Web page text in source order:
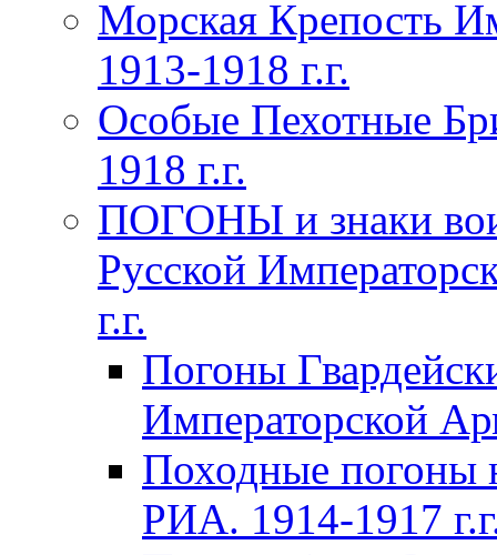
Морская Крепость
1913-1918 г.г.
Особые Пехотные
1918 г.г.
ПОГОНЫ и знаки
Русской
г.г.
Погоны
Императорской
Походные погоны
РИА. 1914-1917